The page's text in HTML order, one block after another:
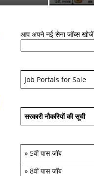
आप अपने नई सेना जॉब्स खोजें
Job Portals for Sale
सरकारी नौकरियों की सूची
» 5वीं पास जॉब
» 8वीं पास जॉब